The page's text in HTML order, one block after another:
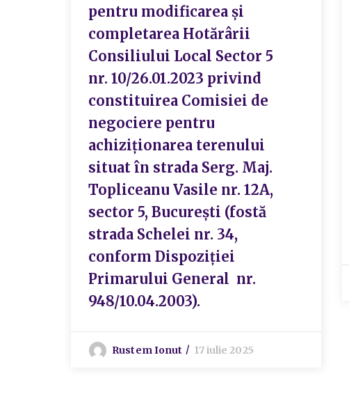
pentru modificarea și
completarea Hotărârii
Consiliului Local Sector 5
nr. 10/26.01.2023 privind
constituirea Comisiei de
negociere pentru
achiziționarea terenului
situat în strada Serg. Maj.
Topliceanu Vasile nr. 12A,
sector 5, București (fostă
strada Schelei nr. 34,
conform Dispoziției
Primarului General nr.
948/10.04.2003).
Rustem Ionut 17 iulie 2025